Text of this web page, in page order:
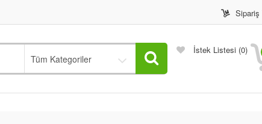
Sipariş
Tüm Kategoriler
İstek Listesi (0)